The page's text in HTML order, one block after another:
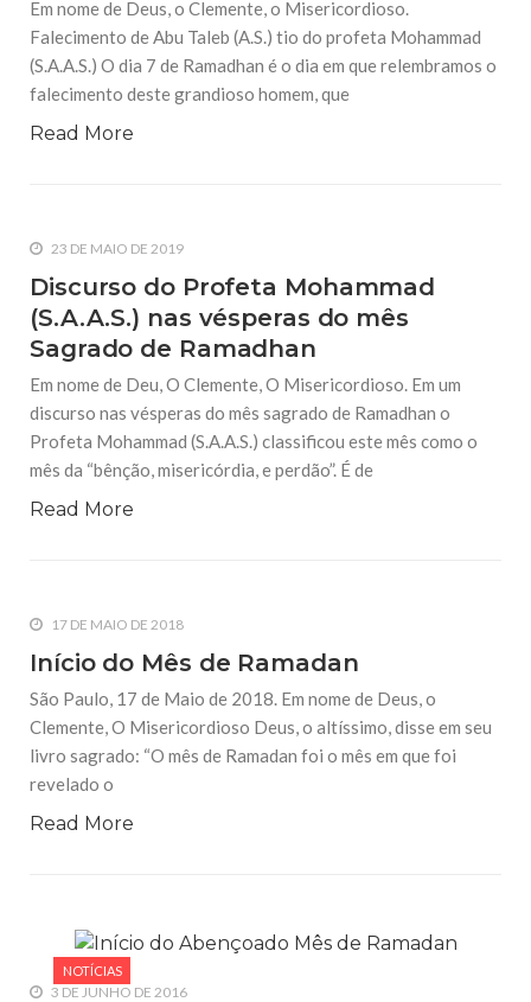
10 DE NOVEMBRO DE 2013
Falecimento do Imam Ali Ibn Al-Hussein
(A.S.)
data em que relembramos o martírio do quarto Imam dos
(A.S.), conhecido por “Zein Al-Ábidin” (Formosura
ministro das Relações Exteriores da
República Islâmica do Irã
Na noite da quinta-feira, 03 de Abril, o Centro Islâmico no
Brasil recebeu em sua sede, em São Paulo, o ex-ministro das
Relações Exteriores da República Islâmica do Irã, Sr. Kamal
Kharrazi, que encontra-se visitando
Em nome de Deus, o Clemente, o Misericordioso.
Falecimento de Abu Taleb (A.S.) tio do profeta Mohammad
(S.A.A.S.) O dia 7 de Ramadhan é o dia em que relembramos o
falecimento deste grandioso homem, que
Read More
23 DE MAIO DE 2019
Discurso do Profeta Mohammad
(S.A.A.S.) nas vésperas do mês
Sagrado de Ramadhan
Em nome de Deu, O Clemente, O Misericordioso. Em um
discurso nas vésperas do mês sagrado de Ramadhan o
Profeta Mohammad (S.A.A.S.) classificou este mês como o
mês da “bênção, misericórdia, e perdão”. É de
Read More
17 DE MAIO DE 2018
Início do Mês de Ramadan
São Paulo, 17 de Maio de 2018. Em nome de Deus, o
Clemente, O Misericordioso Deus, o altíssimo, disse em seu
livro sagrado: “O mês de Ramadan foi o mês em que foi
revelado o
Read More
NOTÍCIAS
3 DE JUNHO DE 2016